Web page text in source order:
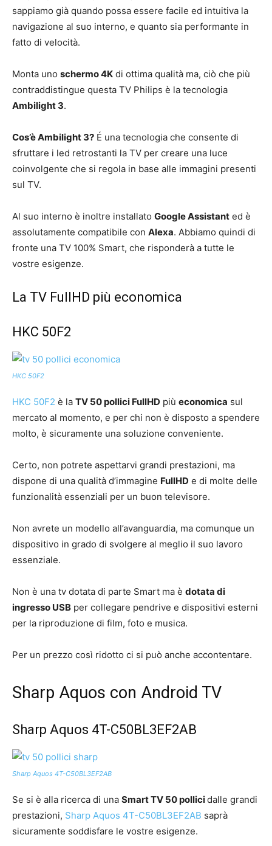
sappiamo già quando possa essere facile ed intuitiva la
navigazione al suo interno, e quanto sia performante in
fatto di velocità.
Monta uno schermo 4K di ottima qualità ma, ciò che più
contraddistingue questa TV Philips è la tecnologia
Ambilight 3.
Cos’è Ambilight 3? É una tecnologia che consente di
sfruttare i led retrostanti la TV per creare una luce
coinvolgente che si regola in base alle immagini presenti
sul TV.
Al suo interno è inoltre installato Google Assistant ed è
assolutamente compatibile con Alexa. Abbiamo quindi di
fronte una TV 100% Smart, che risponderà a tutte le
vostre esigenze.
La TV FullHD più economica
HKC 50F2
HKC 50F2
HKC 50F2 è la TV 50 pollici FullHD più economica sul
mercato al momento, e per chi non è disposto a spendere
molto, è sicuramente una soluzione conveniente.
Certo, non potrete aspettarvi grandi prestazioni, ma
dispone di una qualità d’immagine FullHD e di molte delle
funzionalità essenziali per un buon televisore.
Non avrete un modello all’avanguardia, ma comunque un
dispositivo in grado di svolgere al meglio il suo lavoro
essenziale.
Non è una tv dotata di parte Smart ma è dotata di
ingresso USB per collegare pendrive e dispositivi esterni
per la riproduzione di film, foto e musica.
Per un prezzo così ridotto ci si può anche accontentare.
Sharp Aquos con Android TV
Sharp Aquos 4T-C50BL3EF2AB
Sharp Aquos 4T-C50BL3EF2AB
Se si è alla ricerca di una Smart TV 50 pollicidalle grandi
prestazioni, Sharp Aquos 4T-C50BL3EF2AB saprà
sicuramente soddisfare le vostre esigenze.